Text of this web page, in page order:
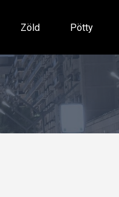
Zöld Pötty